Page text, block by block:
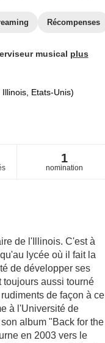
Récompenses
musical plus
Etats-Unis)
1
nomination
de l'Illinois. C'est à
lycée où il fait la
de développer ses
toujours aussi tourné
de façon à ce
à l'Université de
album "Back for the
en 2003 vers le